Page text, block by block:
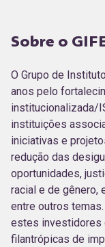
Sobre o
O Grupo de
anos pelo
institucionalizada/
instituições
iniciativas e
redução das
oportunidades,
racial e de gênero,
entre outros
estes investidores
filantrópicas de